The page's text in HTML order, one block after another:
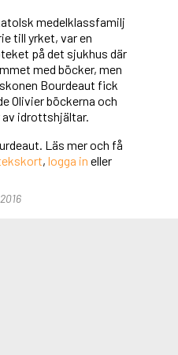
medelklassfamilj
till yrket, var en
på det sjukhus där
med böcker, men
Bourdeaut fick
Olivier böckerna och
av idrottshjältar.
Läs mer och få
, logga in eller